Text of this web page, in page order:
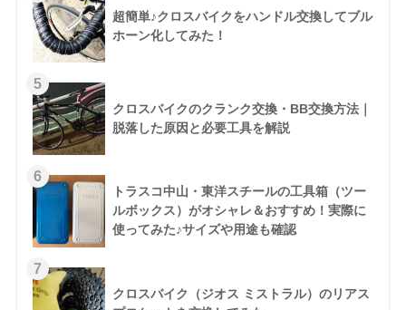
超簡単♪クロスバイクをハンドル交換してブル
ホーン化してみた！
5
クロスバイクのクランク交換・BB交換方法｜
脱落した原因と必要工具を解説
6
トラスコ中山・東洋スチールの工具箱（ツー
ルボックス）がオシャレ＆おすすめ！実際に
使ってみた♪サイズや用途も確認
7
クロスバイク（ジオス ミストラル）のリアス